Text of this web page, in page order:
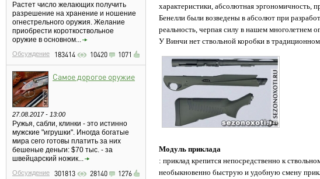
Растет число желающих получить
разрешение на хранение и ношение
огнестрельного оружия. Желание
приобрести короткоствольное
оружие в основном...
Обсуждение 183414 10420 1071
Самое дорогое оружие
27.08.2017 - 13:00
Ружья, сабли, клинки - это истинно
мужские "игрушки". Иногда богатые
мира сего готовы платить за них
бешеные деньги: $70 тыс. - за
швейцарский ножик...
Обсуждение 301813 28140 1276
характеристики, абсолютная эргономичность,
Бенелли были возведены в абсолют при
реальность, черпая силу в нашем многолетнем
У Винчи нет ствольной коробки в
Модуль приклада
: приклад крепится непосредственно к
необыкновенно быструю и удобную смену